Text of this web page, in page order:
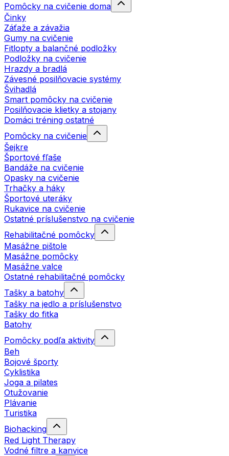
Pomôcky na cvičenie doma
Činky
Záťaže a závažia
Gumy na cvičenie
Fitlopty a balančné podložky
Podložky na cvičenie
Hrazdy a bradlá
Závesné posilňovacie systémy
Švihadlá
Smart pomôcky na cvičenie
Posilňovacie klietky a stojany
Domáci tréning ostatné
Pomôcky na cvičenie
Šejkre
Športové fľaše
Bandáže na cvičenie
Opasky na cvičenie
Trhačky a háky
Športové uteráky
Rukavice na cvičenie
Ostatné príslušenstvo na cvičenie
Rehabilitačné pomôcky
Masážne pištole
Masážne pomôcky
Masážne valce
Ostatné rehabilitačné pomôcky
Tašky a batohy
Tašky na jedlo a príslušenstvo
Tašky do fitka
Batohy
Pomôcky podľa aktivity
Beh
Bojové športy
Cyklistika
Joga a pilates
Otužovanie
Plávanie
Turistika
Biohacking
Red Light Therapy
Vodné filtre a kanvice